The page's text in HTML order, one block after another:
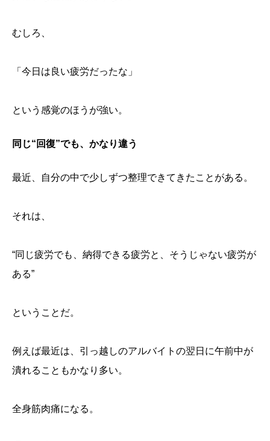
むしろ、
「今日は良い疲労だったな」
という感覚のほうが強い。
同じ“回復”でも、かなり違う
最近、自分の中で少しずつ整理できてきたことがある。
それは、
“同じ疲労でも、納得できる疲労と、そうじゃない疲労が
ある”
ということだ。
例えば最近は、引っ越しのアルバイトの翌日に午前中が
潰れることもかなり多い。
全身筋肉痛になる。